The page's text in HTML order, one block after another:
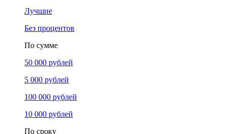
Лучшие
Без процентов
По сумме
50 000 рублей
5 000 рублей
100 000 рублей
10 000 рублей
По сроку